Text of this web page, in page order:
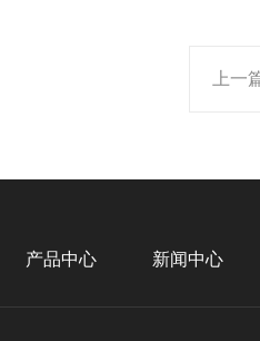
上一
产品中心 新闻中心